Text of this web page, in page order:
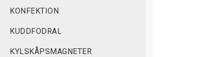
KONFEKTION
KUDDFODRAL
KYLSKÅPSMAGNETER